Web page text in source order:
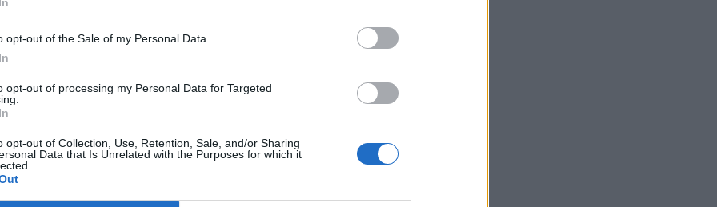
opt-out of the Sale of my Personal Data.
opt-out of processing my Personal Data for Targeted
opt-out of Collection, Use, Retention, Sale, and/or Sharing
Data that Is Unrelated with the Purposes for which it
Federica Sala ospiti al Maga
dall’Ordine degli Architetti di Varese
architetti di Varese pronti ad
i colleghi ucraini
firmato dal consiglio dell’Ordine: “Chi può fornire